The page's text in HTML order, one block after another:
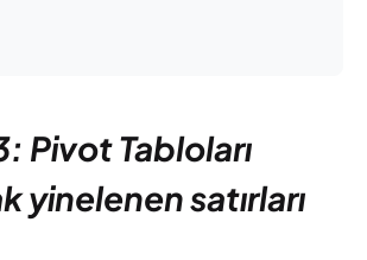
Pivot Tabloları
yinelenen satırları